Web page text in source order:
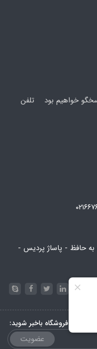
خواهیم بود تلفن
حافظ - پاساژ پردیس -
فروشگاه باخبر شوید:
عضویت